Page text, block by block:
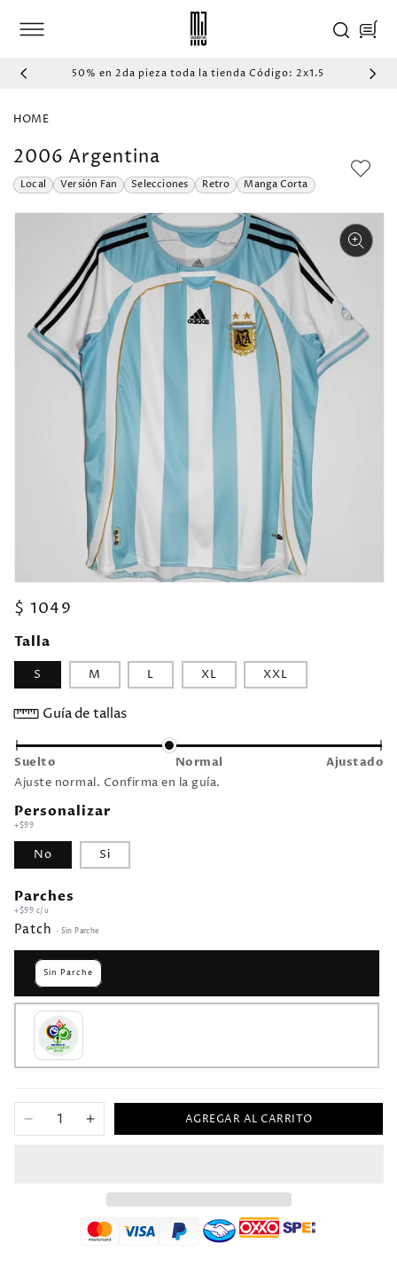
AL CONTENIDO
Carrito
50% en 2da pieza toda la tienda Código: 2x1.5
HOME
2006 Argentina
Local Versión Fan Selecciones Retro Manga Corta
IR
INFORMACIÓN
DEL PRODUCTO
Precio
habitual
$ 1049
Talla
S M L XL XXL
Guía de tallas
Suelto Normal Ajustado
Ajuste normal. Confirma en la guía.
Personalizar
+$99
No Si
Parches
+$99 c/u
Patch · Sin Parche
Sin Parche
Reducir
Aumentar
Local
Versión
AGREGAR AL CARRITO